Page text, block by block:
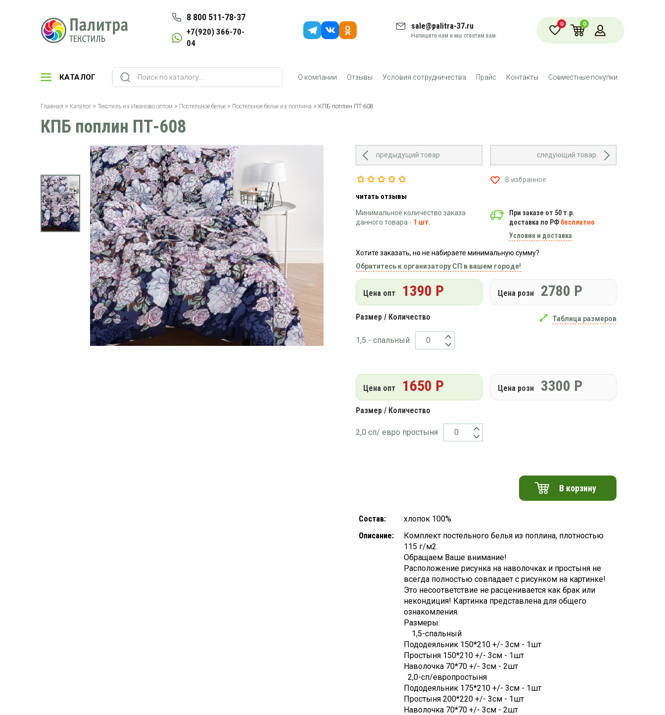
8 800 511-78-37
+7(920) 366-70-
04
sale@palitra-37.ru
Напишите нам и мы ответим вам.
0 0
КАТАЛОГ О компании Отзывы Условия сотрудничества Прайс Контакты Совместные покупки
Главная > Каталог > Текстиль из Иваново оптом > Постельное белье > Постельное белье из поплина > КПБ поплин ПТ-608
КПБ поплин ПТ-608
предыдущий товар следующий товар
читать отзывы
В избранное
Минимальное количество заказа
данного товара - 1 шт.
При заказе от 50 т.р.
доставка по РФ бесплатно
Условия и доставка
Хотите заказать, но не набираете минимальную сумму?
Обратитесь к организатору СП в вашем городе!
Цена опт 1390 Р Цена розн 2780 Р
Размер / Количество Таблица размеров
1,5 - спальный
Цена опт 1650 Р Цена розн 3300 Р
Размер / Количество
2,0 сп/ евро простыня
В корзину
Состав:
хлопок 100%
Описание:
Комплект постельного белья из поплина, плотностью
115 г/м2.
Обращаем Ваше внимание!
Расположение рисунка на наволочках и простыня не
всегда полностью совпадает с рисунком на картинке!
Это несоответствие не расценивается как брак или
некондиция! Картинка представлена для общего
ознакомления.
Размеры:
1,5-спальный
Пододеяльник 150*210 +/- 3см - 1шт
Простыня 150*210 +/- 3см - 1шт
Наволочка 70*70 +/- 3см - 2шт
2,0-сп/европростыня
Пододеяльник 175*210 +/- 3см - 1шт
Простыня 200*220 +/- 3см - 1шт
Наволочка 70*70 +/- 3см - 2шт